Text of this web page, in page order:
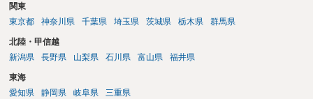
関東
東京都
神奈川県 千葉県 埼玉県 茨城県 栃木県 群馬県
北陸・甲信越
新潟県
長野県 山梨県 石川県 富山県 福井県
東海
愛知県
静岡県 岐阜県 三重県